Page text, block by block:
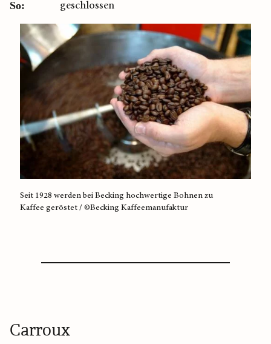
So: geschlossen
Seit 1928 werden bei Becking hochwertige Bohnen zu
Kaffee geröstet / ©Becking Kaffeemanufaktur
Carroux